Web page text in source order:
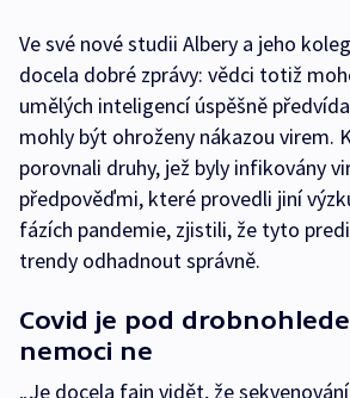
Ve své nové studii Albery a jeho
docela dobré zprávy: vědci totiž
umělých inteligencí úspěšně
mohly být ohroženy nákazou virem.
porovnali druhy, jež byly infikovány
předpověďmi, které provedli jiní
fázích pandemie, zjistili, že tyto
trendy odhadnout správně.
Covid je pod
nemoci ne
„Je docela fajn vidět, že